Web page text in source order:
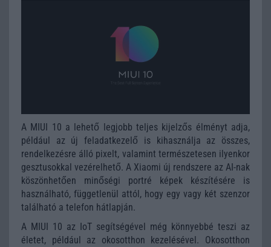
A MIUI 10 a lehető legjobb teljes kijelzős élményt adja,
például az új feladatkezelő is kihasználja az összes,
rendelkezésre álló pixelt, valamint természetesen ilyenkor
gesztusokkal vezérelhető. A Xiaomi új rendszere az AI-nak
köszönhetően minőségi portré képek készítésére is
használható, függetlenül attól, hogy egy vagy két szenzor
található a telefon hátlapján.
A MIUI 10 az IoT segítségével még könnyebbé teszi az
életet, például az okosotthon kezelésével. Okosotthon